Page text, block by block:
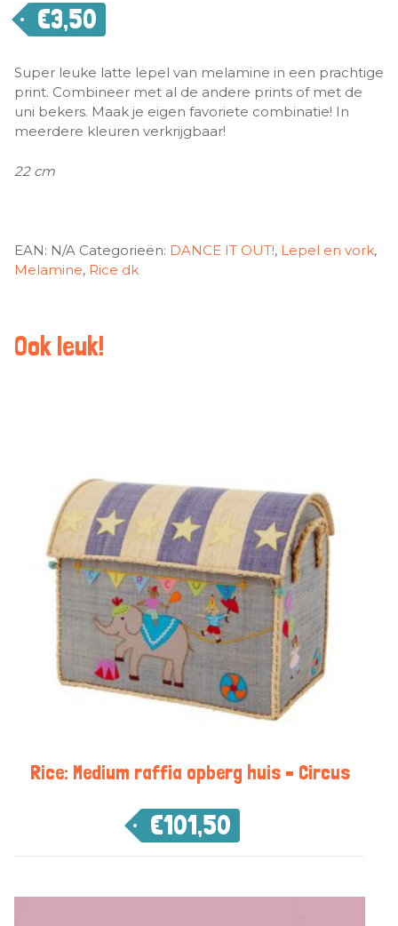
€3,50
Super leuke latte lepel van melamine in een prachtige
print. Combineer met al de andere prints of met de
uni bekers. Maak je eigen favoriete combinatie! In
meerdere kleuren verkrijgbaar!
22 cm
EAN: N/A Categorieën: DANCE IT OUT!, Lepel en vork,
Melamine, Rice dk
Ook leuk!
Rice: Medium raffia opberg huis – Circus
€101,50